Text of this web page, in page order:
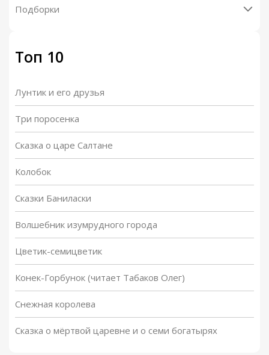
Подборки
Топ 10
Лунтик и его друзья
Три поросенка
Сказка о царе Салтане
Колобок
Сказки Баниласки
Волшебник изумрудного города
Цветик-семицветик
Конек-Горбунок (читает Табаков Олег)
Снежная королева
Сказка о мёртвой царевне и о семи богатырях